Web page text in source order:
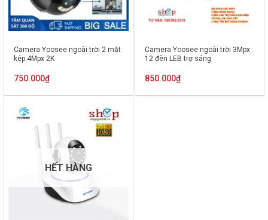
Camera Yoosee ngoài trời 2 mắt
kép 4Mpx 2K
750.000₫
Camera Yoosee ngoài trời 3Mpx
12 đèn LEB trợ sáng
850.000₫
HẾT HÀNG